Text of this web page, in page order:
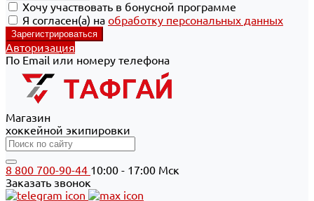
Хочу участвовать в бонусной программе
Я согласен(а) на обработку персональных данных
Авторизация
По Email или номеру телефона
Магазин
хоккейной экипировки
8 800 700-90-44 10:00 - 17:00 Мск
Заказать звонок